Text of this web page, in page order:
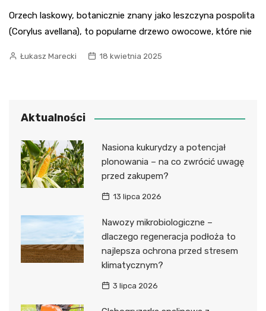
Orzech laskowy, botanicznie znany jako leszczyna pospolita
(Corylus avellana), to popularne drzewo owocowe, które nie
Łukasz Marecki 18 kwietnia 2025
Aktualności
Nasiona kukurydzy a potencjał
plonowania – na co zwrócić uwagę
przed zakupem?
13 lipca 2026
Nawozy mikrobiologiczne –
dlaczego regeneracja podłoża to
najlepsza ochrona przed stresem
klimatycznym?
3 lipca 2026